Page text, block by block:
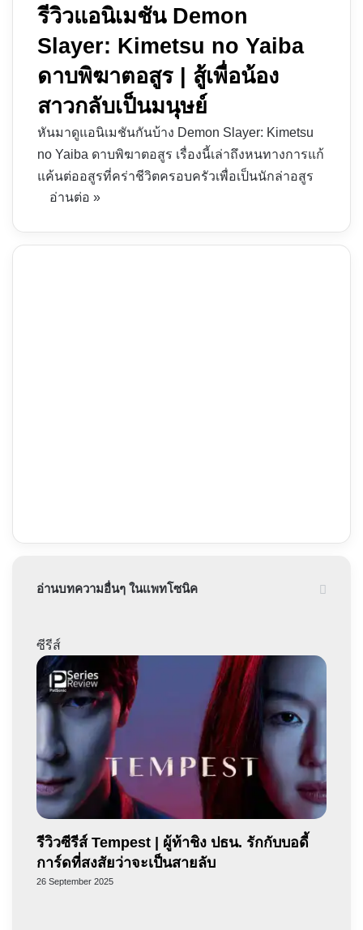
รีวิวแอนิเมชัน Demon
Slayer: Kimetsu no Yaiba
ดาบพิฆาตอสูร | สู้เพื่อน้อง
สาวกลับเป็นมนุษย์
หันมาดูแอนิเมชันกันบ้าง Demon Slayer: Kimetsu
no Yaiba ดาบพิฆาตอสูร เรื่องนี้เล่าถึงหนทางการแก้
แค้นต่ออสูรที่คร่าชีวิตครอบครัวเพื่อเป็นนักล่าอสูร
อ่านต่อ »
อ่านบทความอื่นๆ ในแพทโซนิค
ซีรีส์
รีวิวซีรีส์ Tempest | ผู้ท้าชิง ปธน. รักกับบอดี้
การ์ดที่สงสัยว่าจะเป็นสายลับ
26 September 2025